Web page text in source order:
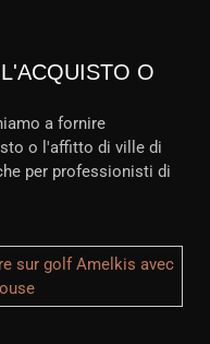
O
a fornire
o l'affitto di ville di
per professionisti di